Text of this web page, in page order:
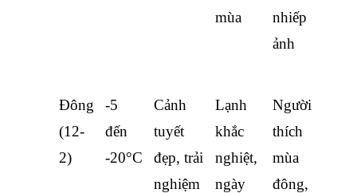
mùa
nhiếp
ảnh
Đông
(12-
2)
-5
đến
-20°C
Cảnh
tuyết
đẹp, trải
nghiệm
Lạnh
khắc
nghiệt,
ngày
Người
thích
mùa
đông,